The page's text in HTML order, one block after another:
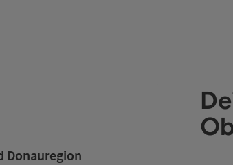
Donauregion